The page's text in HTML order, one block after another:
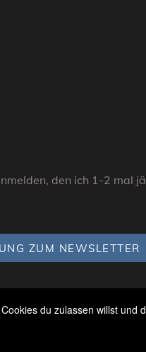
den ich 1-2 mal
ZUM NEWSLETTER
du zulassen willst und